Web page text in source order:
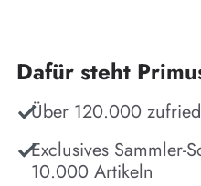
Dafür steht
Über 120.000
Exclusives Sammler-
10.000 Artikeln